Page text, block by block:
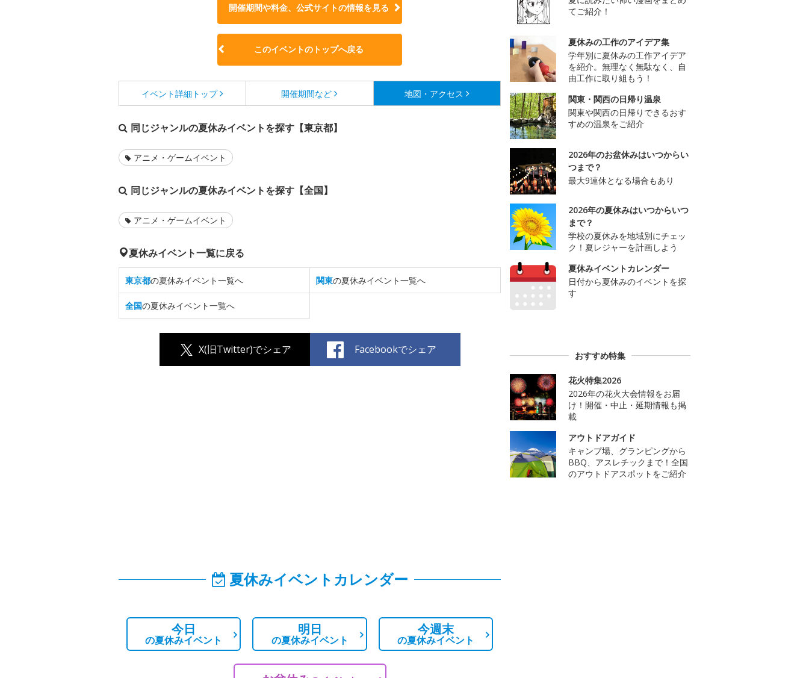
開催期間や料金、公式サイトの情報を見る
このイベントのトップへ戻る
イベント詳細 トップ 開催期間など 地図・アクセス
同じジャンルの夏休みイベントを探す【東京都】
アニメ・ゲームイベント
同じジャンルの夏休みイベントを探す【全国】
アニメ・ゲームイベント
夏休みイベント一覧に戻る
東京都の夏休みイベント一覧へ 関東の夏休みイベント一覧へ
全国の夏休みイベント一覧へ
X(旧Twitter)でシェア Facebookでシェア
夏休みイベントカレンダー
今日
の夏休みイベント
明日
の夏休みイベント
今週末
の夏休みイベント
てご紹介！
夏休みの工作のアイデア集
学年別に夏休みの工作アイデア
を紹介。無理なく無駄なく、自
由工作に取り組もう！
関東・関西の日帰り温泉
関東や関西の日帰りできるおす
すめの温泉をご紹介
2026年のお盆休みはいつからい
つまで？
最大9連休となる場合もあり
2026年の夏休みはいつからいつ
まで？
学校の夏休みを地域別にチェッ
ク！夏レジャーを計画しよう
夏休みイベントカレンダー
日付から夏休みのイベントを探
す
おすすめ特集
花火特集2026
2026年の花火大会情報をお届
け！開催・中止・延期情報も掲
載
アウトドアガイド
キャンプ場、グランピングから
BBQ、アスレチックまで！全国
のアウトドアスポットをご紹介